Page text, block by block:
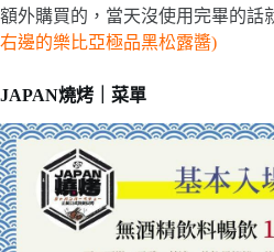
額外購買的，當天沒使用完畢的話
右邊的樂比亞極品黑松露醬)
JAPAN燒烤｜菜單